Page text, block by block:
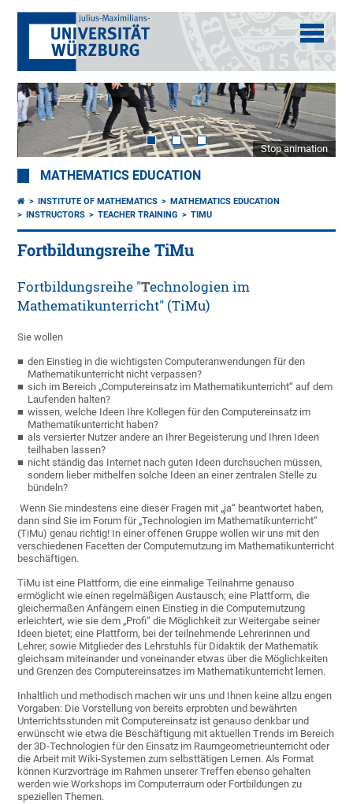
Stop animation
MATHEMATICS EDUCATION
INSTITUTE OF MATHEMATICS
MATHEMATICS EDUCATION
INSTRUCTORS
TEACHER TRAINING TIMU
Fortbildungsreihe TiMu
Fortbildungsreihe "Technologien im
Mathematikunterricht" (TiMu)
Sie wollen
den Einstieg in die wichtigsten Computeranwendungen für den
Mathematik­unterricht nicht verpassen?
sich im Bereich „Computereinsatz im Mathematikunterricht“ auf dem
Laufenden halten?
wissen, welche Ideen Ihre Kollegen für den Computereinsatz im
Mathematik­unterricht haben?
als versierter Nutzer andere an Ihrer Begeisterung und Ihren Ideen
teilhaben lassen?
nicht ständig das Internet nach guten Ideen durchsuchen müssen,
sondern lieber mithelfen solche Ideen an einer zentralen Stelle zu
bündeln?
Wenn Sie mindestens eine dieser Fragen mit „ja“ beantwortet haben,
dann sind Sie im Forum für „Technologien im Mathematikunterricht“
(TiMu) genau richtig! In einer offenen Gruppe wollen wir uns mit den
verschiedenen Facetten der Computernutzung im Mathematikunterricht
beschäftigen.
TiMu ist eine Plattform, die eine einmalige Teilnahme genauso
ermöglicht wie einen regelmäßigen Austausch; eine Plattform, die
gleichermaßen Anfängern einen Einstieg in die Computernutzung
erleichtert, wie sie dem „Profi“ die Möglichkeit zur Weitergabe seiner
Ideen bietet; eine Plattform, bei der teilnehmende Lehrerinnen und
Lehrer, sowie Mitglieder des Lehrstuhls für Didaktik der Mathematik
gleichsam miteinander und voneinander etwas über die Möglichkeiten
und Grenzen des Computereinsatzes im Mathematikunterricht lernen.
Inhaltlich und methodisch machen wir uns und Ihnen keine allzu engen
Vorgaben: Die Vorstellung von bereits erprobten und bewährten
Unterrichtsstunden mit Computereinsatz ist genauso denkbar und
erwünscht wie etwa die Beschäftigung mit aktuellen Trends im Bereich
der 3D-Technologien für den Einsatz im Raumgeometrieunterricht oder
die Arbeit mit Wiki-Systemen zum selbsttätigen Lernen. Als Format
können Kurzvorträge im Rahmen unserer Treffen ebenso gehalten
werden wie Workshops im Computerraum oder Fortbildungen zu
speziellen Themen.